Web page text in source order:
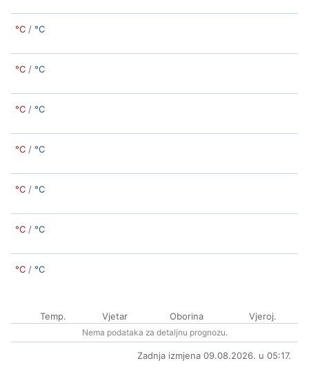
°C / °C
°C / °C
°C / °C
°C / °C
°C / °C
°C / °C
°C / °C
Temp. Vjetar Oborina Vjeroj.
Nema podataka za detaljnu prognozu.
Zadnja izmjena 09.08.2026. u 05:17.